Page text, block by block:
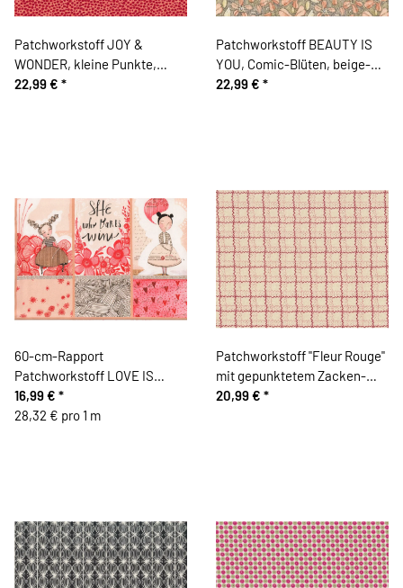
Patchworkstoff JOY &
WONDER, kleine Punkte,
hellrot, Cori Dantini
22,99 € *
Patchworkstoff BEAUTY IS
YOU, Comic-Blüten, beige-
aprikot, Cori Dantini
22,99 € *
60-cm-Rapport
Patchworkstoff LOVE IS
SPOKEN HERE, Mädchen,
Cori Dantini
16,99 € *
28,32 € pro 1 m
Patchworkstoff "Fleur Rouge"
mit gepunktetem Zacken-
Karo, weinrot-helles beige
20,99 € *